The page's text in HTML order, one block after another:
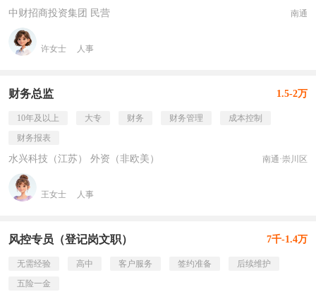
中财招商投资集团 民营 南通
许女士 人事
财务总监 1.5-2万
10年及以上 大专 财务 财务管理
成本控制
财务报表
水兴科技（江苏） 外资（非欧美） 南通·崇川区
王女士 人事
风控专员（登记岗文职） 7千-1.4万
无需经验 高中 客户服务 签约准备
后续维护
五险一金